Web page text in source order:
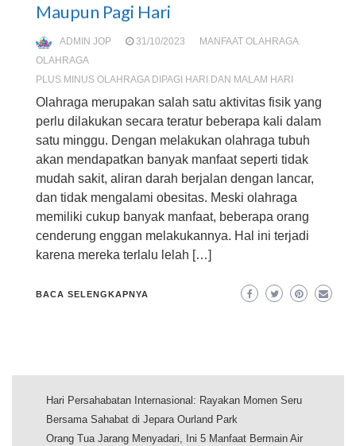
Maupun Pagi Hari
ADMIN JOP 31/10/2023
MANFAAT OLAHRAGA
OLAHRAGA
PLUS MINUS OLAHRAGA DIPAGI HARI DAN MALAM HARI
Olahraga merupakan salah satu aktivitas fisik yang
perlu dilakukan secara teratur beberapa kali dalam
satu minggu. Dengan melakukan olahraga tubuh
akan mendapatkan banyak manfaat seperti tidak
mudah sakit, aliran darah berjalan dengan lancar,
dan tidak mengalami obesitas. Meski olahraga
memiliki cukup banyak manfaat, beberapa orang
cenderung enggan melakukannya. Hal ini terjadi
karena mereka terlalu lelah […]
BACA SELENGKAPNYA
Hari Persahabatan Internasional: Rayakan Momen Seru
Bersama Sahabat di Jepara Ourland Park
Orang Tua Jarang Menyadari, Ini 5 Manfaat Bermain Air